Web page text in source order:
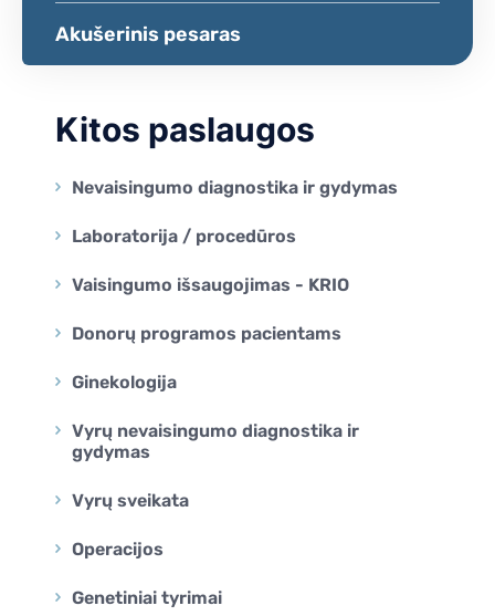
Akušerinis pesaras
Kitos paslaugos
Nevaisingumo diagnostika ir gydymas
Laboratorija / procedūros
Vaisingumo išsaugojimas - KRIO
Donorų programos pacientams
Ginekologija
Vyrų nevaisingumo diagnostika ir
gydymas
Vyrų sveikata
Operacijos
Genetiniai tyrimai